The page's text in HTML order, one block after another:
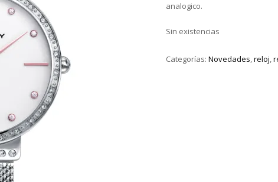
analogico.
Sin existencias
Categorías: Novedades,reloj,